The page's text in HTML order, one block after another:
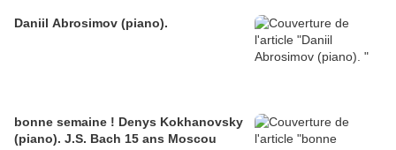
Daniil Abrosimov (piano).
bonne semaine ! Denys Kokhanovsky
(piano). J.S. Bach 15 ans Moscou